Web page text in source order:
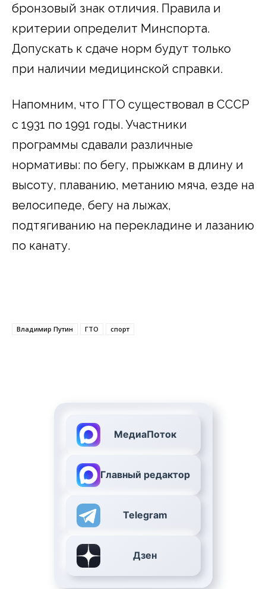
бронзовый знак отличия. Правила и
критерии определит Минспорта.
Допускать к сдаче норм будут только
при наличии медицинской справки.
Напомним, что ГТО существовал в СССР
с 1931 по 1991 годы. Участники
программы сдавали различные
нормативы: по бегу, прыжкам в длину и
высоту, плаванию, метанию мяча, езде на
велосипеде, бегу на лыжах,
подтягиванию на перекладине и лазанию
по канату.
Владимир Путин ГТО спорт
МедиаПоток
Главный редактор
Telegram
Дзен